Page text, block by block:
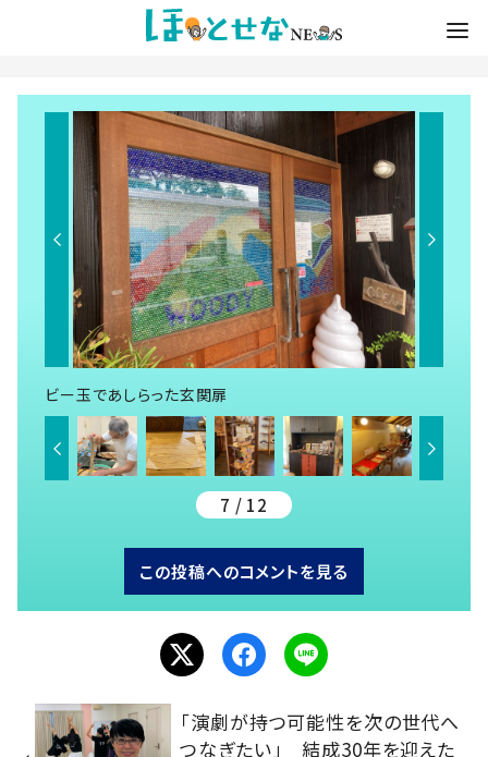
ビー玉であしらった玄関扉
7 / 12
この投稿へのコメントを見る
「演劇が持つ可能性を次の世代へ
つなぎたい」 結成30年を迎えた